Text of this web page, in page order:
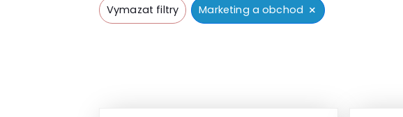
Vymazat filtry Marketing a obchod ×